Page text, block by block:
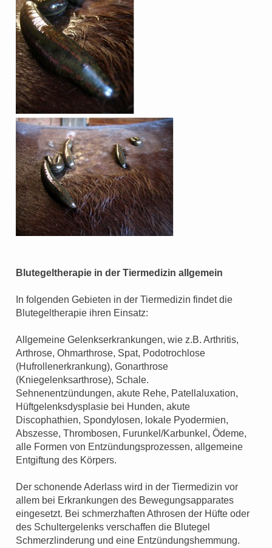
Blutegeltherapie in der Tiermedizin allgemein
In folgenden Gebieten in der Tiermedizin findet die
Blutegeltherapie ihren Einsatz:
Allgemeine Gelenkserkrankungen, wie z.B. Arthritis,
Arthrose, Ohmarthrose, Spat, Podotrochlose
(Hufrollenerkrankung), Gonarthrose
(Kniegelenksarthrose), Schale.
Sehnenentzündungen, akute Rehe, Patellaluxation,
Hüftgelenksdysplasie bei Hunden, akute
Discophathien, Spondylosen, lokale Pyodermien,
Abszesse, Thrombosen, Furunkel/Karbunkel, Ödeme,
alle Formen von Entzündungsprozessen, allgemeine
Entgiftung des Körpers.
Der schonende Aderlass wird in der Tiermedizin vor
allem bei Erkrankungen des Bewegungsapparates
eingesetzt. Bei schmerzhaften Athrosen der Hüfte oder
des Schultergelenks verschaffen die Blutegel
Schmerzlinderung und eine Entzündungshemmung.